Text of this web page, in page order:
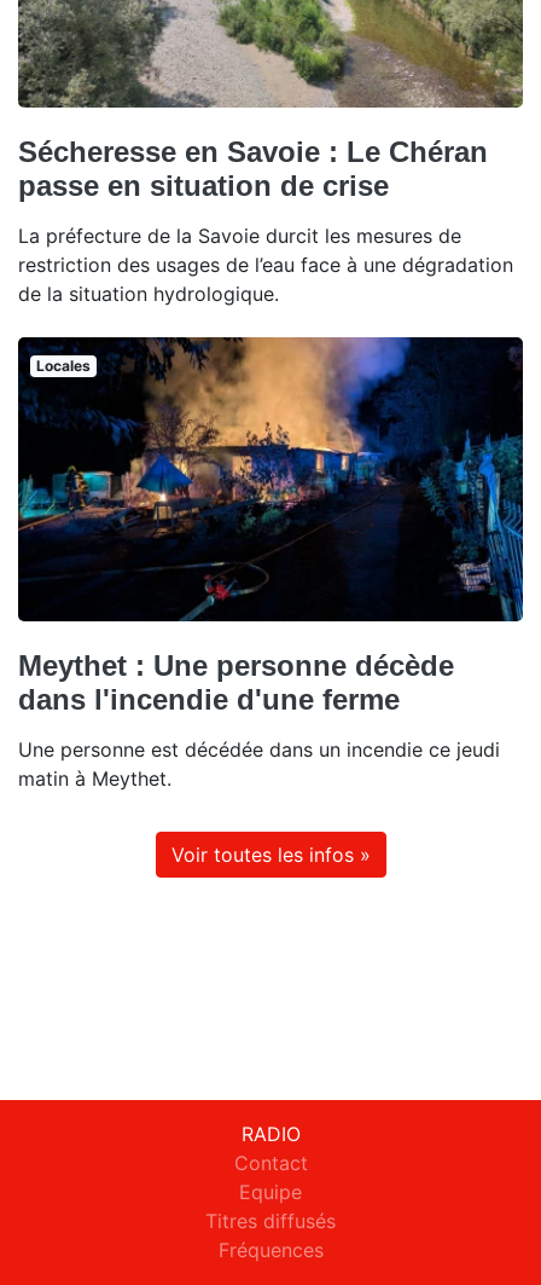
Sécheresse en Savoie : Le Chéran
passe en situation de crise
La préfecture de la Savoie durcit les mesures de
restriction des usages de l’eau face à une dégradation
de la situation hydrologique.
Locales
Meythet : Une personne décède
dans l'incendie d'une ferme
Une personne est décédée dans un incendie ce jeudi
matin à Meythet.
Voir toutes les infos »
RADIO
Contact
Equipe
Titres diffusés
Fréquences